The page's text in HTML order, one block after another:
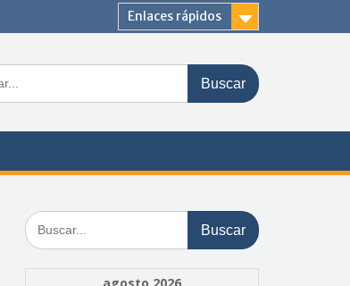
Enlaces rápidos
Buscar: